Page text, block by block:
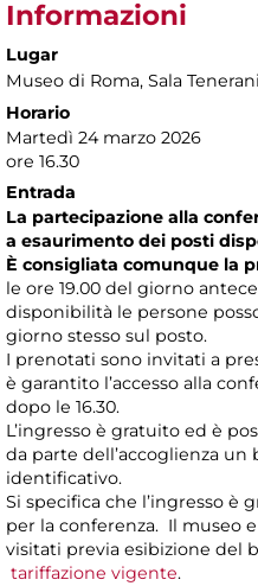
Informazioni
Lugar
Museo di Roma, Sala Tenerani
Horario
Martedì 24 marzo 2026
ore 16.30
Entrada
La partecipazione alla
a esaurimento dei posti
È consigliata comunque la
le ore 19.00 del giorno
disponibilità le persone
giorno stesso sul posto.
I prenotati sono invitati a
è garantito l’accesso alla
dopo le 16.30.
L’ingresso è gratuito ed è
da parte dell’accoglienza
identificativo.
Si specifica che l’ingresso è
per la conferenza. Il museo
visitati previa esibizione del
tariffazione vigente.